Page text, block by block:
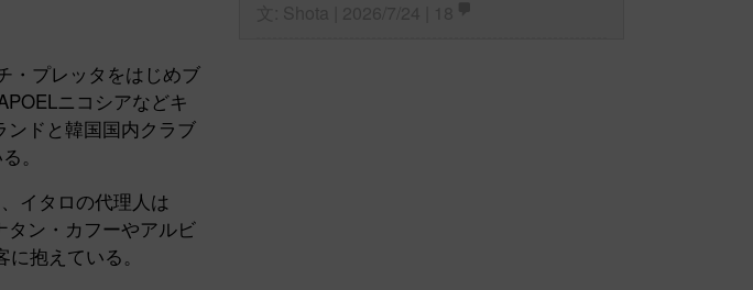
・プレッタをはじめブ
ニコシアなどキ
ンドと韓国国内クラブ
。
イタロの代理人は
タン・カフーやアルビ
抱えている。